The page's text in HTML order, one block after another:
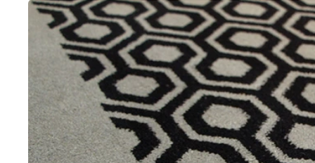
Ga direct naar
productinformatie